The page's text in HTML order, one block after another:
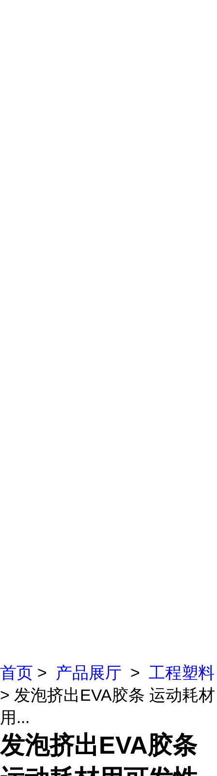
首页 > 产品展厅 > 工程塑料
> 发泡挤出EVA胶条 运动耗材
用...
发泡挤出EVA胶条